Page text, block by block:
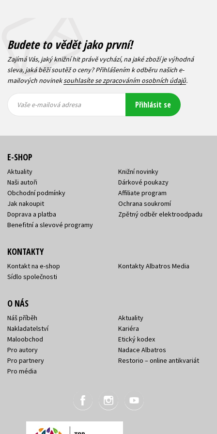
Budete to vědět jako první!
Zajímá Vás, jaký knižní hit právě vychází, na jaké zboží je výhodná
sleva, jaká běží soutěž o ceny? Přihlášením k odběru našich e-
mailových novineksouhlasíte se zpracováním osobních údajů.
mailová
mailová
Vaše e-mailová adresa Přihlásit se
E-SHOP
Aktuality
Naši autoři
Obchodní podmínky
Jak nakoupit
Doprava a platba
Benefitní a slevové programy
Knižní novinky
Dárkové poukazy
Affiliate program
Ochrana soukromí
Zpětný odběr elektroodpadu
KONTAKTY
Kontakt na e-shop
Sídlo společnosti
Kontakty Albatros Media
O NÁS
Náš příběh
Nakladatelství
Maloobchod
Pro autory
Pro partnery
Pro média
Aktuality
Kariéra
Etický kodex
Nadace Albatros
Restorio – online antikvariát